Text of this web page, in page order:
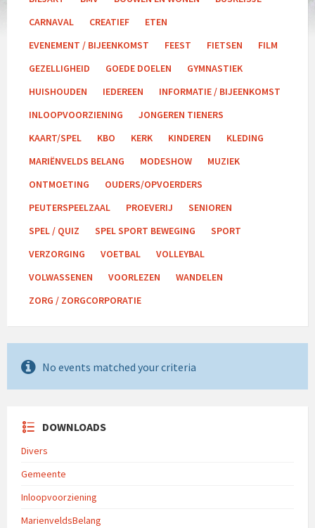
CARNAVAL
CREATIEF
ETEN
EVENEMENT / BIJEENKOMST
FEEST FIETSEN
FILM
GEZELLIGHEID
GOEDE DOELEN
GYMNASTIEK
HUISHOUDEN
IEDEREEN
INFORMATIE / BIJEENKOMST
INLOOPVOORZIENING
JONGEREN TIENERS
KAART/SPEL
KBO KERK KINDEREN
KLEDING
MARIËNVELDS BELANG
MODESHOW
MUZIEK
ONTMOETING
OUDERS/OPVOERDERS
PEUTERSPEELZAAL
PROEVERIJ
SENIOREN
SPEL / QUIZ
SPEL SPORT BEWEGING
SPORT
VERZORGING
VOETBAL
VOLLEYBAL
VOLWASSENEN
VOORLEZEN
WANDELEN
ZORG / ZORGCORPORATIE
No events matched your criteria
DOWNLOADS
Divers
Gemeente
Inloopvoorziening
MarienveldsBelang